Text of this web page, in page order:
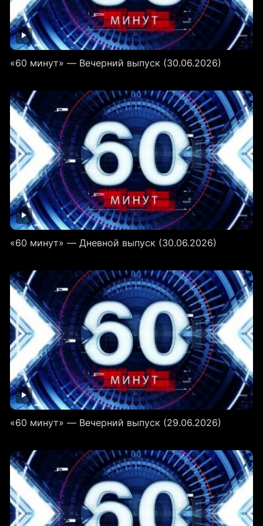
«60 минут» — Вечерний выпуск (30.06.2026)
«60 минут» — Дневной выпуск (30.06.2026)
«60 минут» — Вечерний выпуск (29.06.2026)